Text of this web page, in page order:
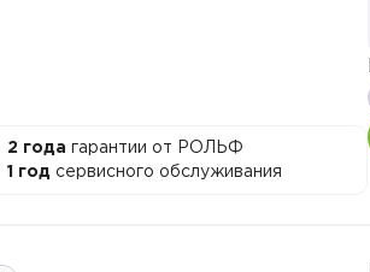
2 года гарантии от РОЛЬФ
1 год сервисного обслуживания